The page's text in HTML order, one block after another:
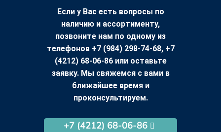
Если у Вас есть вопросы по
наличию и ассортименту,
позвоните нам по одному из
телефонов +7 (984) 298-74-68, +7
(4212) 68-06-86 или оставьте
заявку. Мы свяжемся с вами в
ближайшее время и
проконсультируем.
+7 (4212) 68-06-86